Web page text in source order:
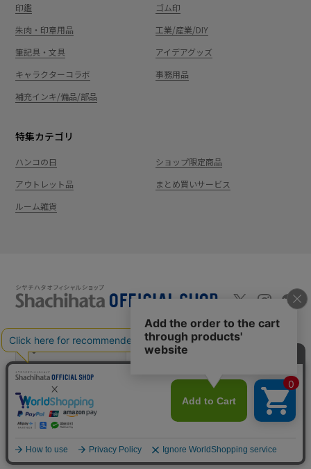
印鑑
ゴム印
朱肉・印章用品
工業/産業/DIY
筆記具・文具
アイデアグッズ
キャラクターコラボ
事務用品
補充インキ/備品/部品
特集カテゴリ
ハンコの日
ショップ限定商品
アウトレット品
まとめ買いサービス
ルーム雑貨
新規会員登録 カート
ショッピングガイド よくあるご質問
会社案内
特定商取引法に基
づく表記
プライバシーポ
リシー
規約
Shachi-maga(シ
Monet
(モネ)